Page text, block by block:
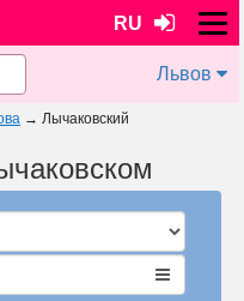
RU
Львов
→ Лычаковский